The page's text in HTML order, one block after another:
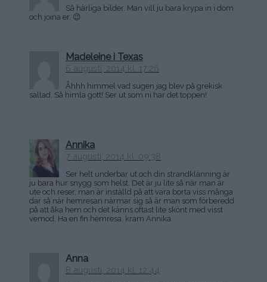
Så härliga bilder. Man vill ju bara krypa in i dom
och joina er. 😉
Madeleine i Texas
6 augusti, 2014 kl. 17:26
Åhhh himmel vad sugen jag blev på grekisk
sallad. Så himla gott! Ser ut som ni har det toppen!
Annika
7 augusti, 2014 kl. 09:38
Ser helt underbar ut och din strandklänning är
ju bara hur snygg som helst. Det är ju lite så när man är
ute och reser, man är inställd på att vara borta viss många
dar så när hemresan närmar sig så är man som förberedd
på att åka hem och det känns oftast lite skönt med visst
vemod. Ha en fin hemresa. kram Annika
Anna
8 augusti, 2014 kl. 12:44